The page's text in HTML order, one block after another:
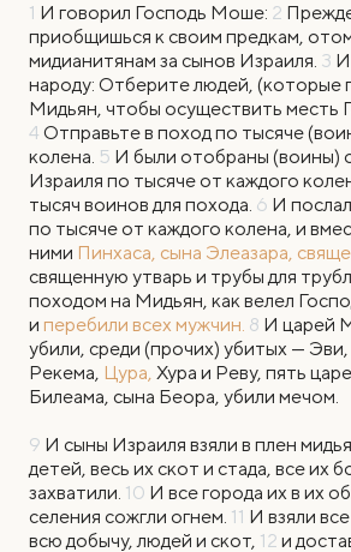
1 И говорил Господь Моше: 2
приобщишься к своим предкам,
мидианитянам за сынов Израиля. 3
народу: Отберите людей, (которые
Мидьян, чтобы осуществить месть
4 Отправьте в поход по тысяче
колена. 5 И были отобраны (воины)
Израиля по тысяче от каждого
тысяч воинов для похода. 6 И
по тысяче от каждого колена, и
ними Пинхаса, сына Элеазара,
священную утварь и трубы для
походом на Мидьян, как велел
и перебили всех мужчин. 8 И царей
убили, среди (прочих) убитых — Эви,
Рекема, Цура, Хура и Реву, пять
Билеама, сына Беора, убили мечом.
9 И сыны Израиля взяли в плен
детей, весь их скот и стада, все их
захватили. 10 И все города их в их
селения сожгли огнем. 11 И взяли
всю добычу, людей и скот, 12 и